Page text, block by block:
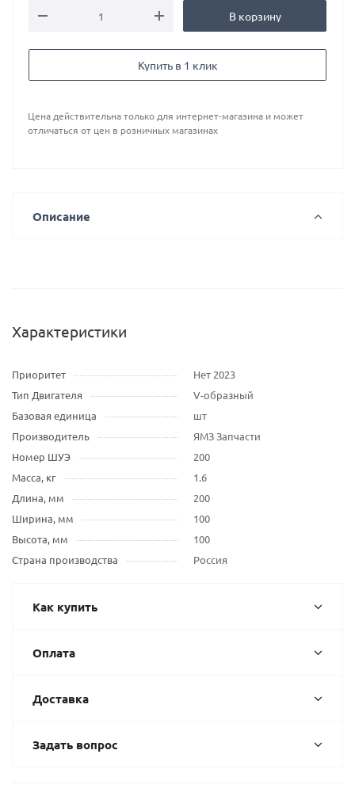
В корзину
Купить в 1 клик
Цена действительна только для интернет-магазина и может
отличаться от цен в розничных магазинах
Описание
Характеристики
Приоритет
Нет 2023
Тип Двигателя
V-образный
Базовая единица
шт
Производитель
ЯМЗ Запчасти
Номер ШУЭ
200
Масса, кг
1.6
Длина, мм
200
Ширина, мм
100
Высота, мм
100
Страна производства
Россия
Как купить
Оплата
Доставка
Задать вопрос